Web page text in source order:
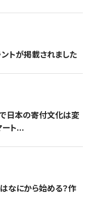
トが掲載されました
日本の寄付文化は変
ト...
なにから始める？作